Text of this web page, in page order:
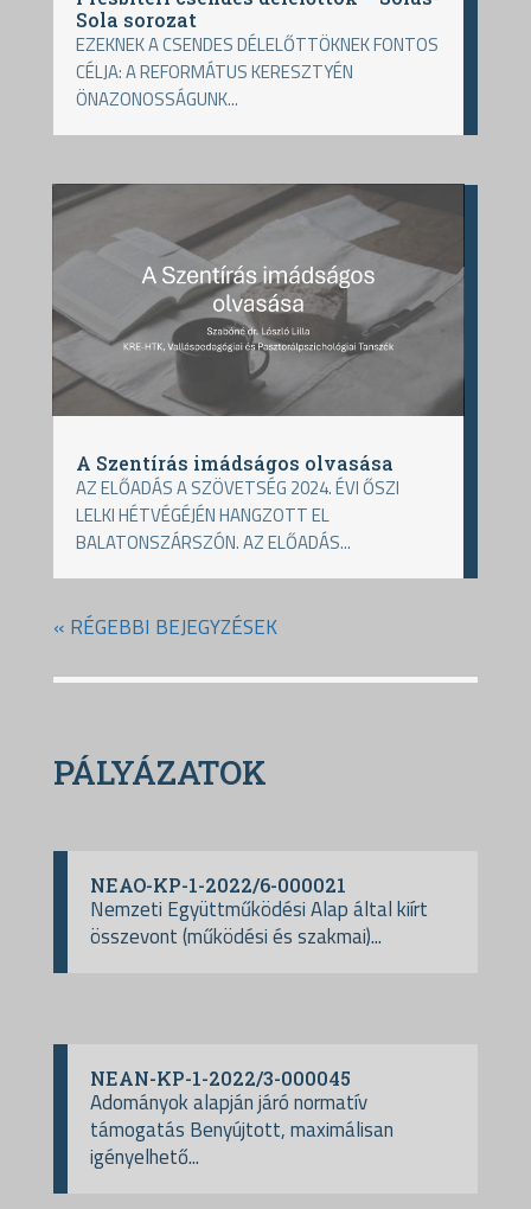
Sola sorozat
EZEKNEK A CSENDES DÉLELŐTTÖKNEK FONTOS
CÉLJA: A REFORMÁTUS KERESZTYÉN
ÖNAZONOSSÁGUNK...
A Szentírás imádságos olvasása
AZ ELŐADÁS A SZÖVETSÉG 2024. ÉVI ŐSZI
LELKI HÉTVÉGÉJÉN HANGZOTT EL
BALATONSZÁRSZÓN. AZ ELŐADÁS...
« RÉGEBBI BEJEGYZÉSEK
PÁLYÁZATOK
NEAO-KP-1-2022/6-000021
Nemzeti Együttműködési Alap által kiírt
összevont (működési és szakmai)...
NEAN-KP-1-2022/3-000045
Adományok alapján járó normatív
támogatás Benyújtott, maximálisan
igényelhető...